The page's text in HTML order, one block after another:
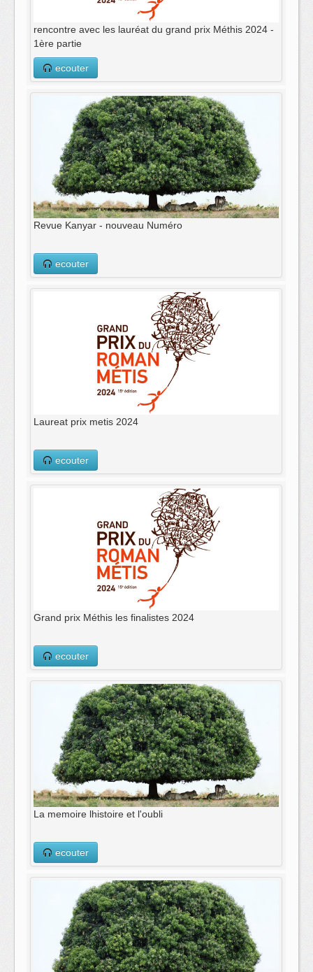
rencontre avec les lauréat du grand prix Méthis 2024 -
1ère partie
ecouter
Revue Kanyar - nouveau Numéro
ecouter
Laureat prix metis 2024
ecouter
Grand prix Méthis les finalistes 2024
ecouter
La memoire lhistoire et l'oubli
ecouter